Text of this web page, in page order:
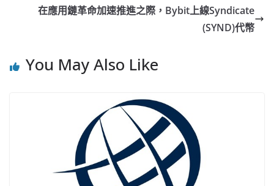
在應用鏈革命加速推進之際，Bybit上線Syndicate
(SYND)代幣
You May Also Like